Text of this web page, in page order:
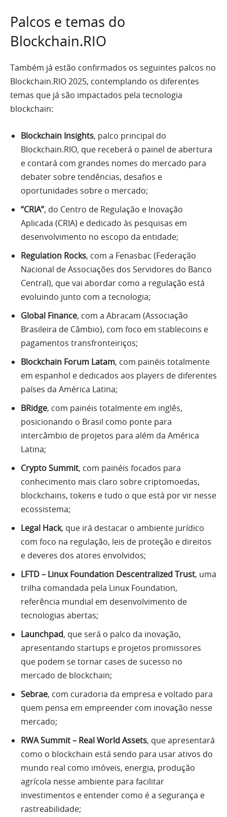
Palcos e temas do
Blockchain.RIO
Também já estão confirmados os seguintes palcos no
Blockchain.RIO 2025, contemplando os diferentes
temas que já são impactados pela tecnologia
blockchain:
Blockchain Insights, palco principal do
Blockchain.RIO, que receberá o painel de abertura
e contará com grandes nomes do mercado para
debater sobre tendências, desafios e
oportunidades sobre o mercado;
“CRIA”, do Centro de Regulação e Inovação
Aplicada (CRIA) e dedicado às pesquisas em
desenvolvimento no escopo da entidade;
Regulation Rocks, com a Fenasbac (Federação
Nacional de Associações dos Servidores do Banco
Central), que vai abordar como a regulação está
evoluindo junto com a tecnologia;
Global Finance, com a Abracam (Associação
Brasileira de Câmbio), com foco em stablecoins e
pagamentos transfronteiriços;
Blockchain Forum Latam, com painéis totalmente
em espanhol e dedicados aos players de diferentes
países da América Latina;
BRidge, com painéis totalmente em inglês,
posicionando o Brasil como ponte para
intercâmbio de projetos para além da América
Latina;
Crypto Summit, com painéis focados para
conhecimento mais claro sobre criptomoedas,
blockchains, tokens e tudo o que está por vir nesse
ecossistema;
Legal Hack, que irá destacar o ambiente jurídico
com foco na regulação, leis de proteção e direitos
e deveres dos atores envolvidos;
LFTD – Linux Foundation Descentralized Trust, uma
trilha comandada pela Linux Foundation,
referência mundial em desenvolvimento de
tecnologias abertas;
Launchpad, que será o palco da inovação,
apresentando startups e projetos promissores
que podem se tornar cases de sucesso no
mercado de blockchain;
Sebrae, com curadoria da empresa e voltado para
quem pensa em empreender com inovação nesse
mercado;
RWA Summit – Real World Assets, que apresentará
como o blockchain está sendo para usar ativos do
mundo real como imóveis, energia, produção
agrícola nesse ambiente para facilitar
investimentos e entender como é a segurança e
rastreabilidade;